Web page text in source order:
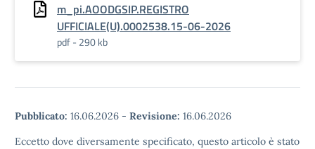
m_pi.AOODGSIP.REGISTRO
UFFICIALE(U).0002538.15-06-2026
pdf - 290 kb
Pubblicato: 16.06.2026 - Revisione: 16.06.2026
Eccetto dove diversamente specificato, questo articolo è stato